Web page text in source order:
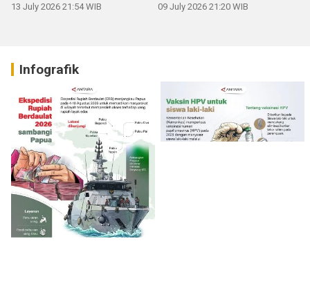
13 July 2026 21:54 WIB 09 July 2026 21:20 WIB
Infografik